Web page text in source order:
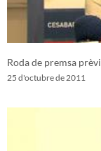
Roda de premsa
25 d'octubre de 2011